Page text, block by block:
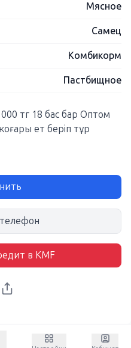
Мясное
Самец
Комбикорм
Пастбищное
тг 18 бас бар Оптом
ет беріп тұр
в KMF